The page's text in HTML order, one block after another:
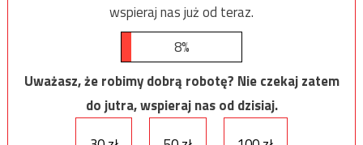
wspieraj nas już od teraz.
8%
Uważasz, że robimy dobrą robotę? Nie czekaj zatem
do jutra, wspieraj nas od dzisiaj.